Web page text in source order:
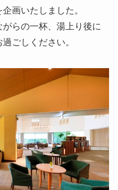
画いたしました。
らの一杯、湯上り後に
ごしください。